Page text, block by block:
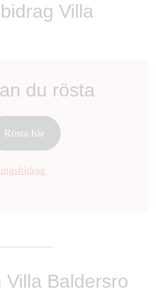
Villa
du rösta
Rösta här
Villa Baldersro